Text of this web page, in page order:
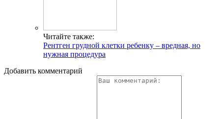
Читайте также:
Рентген грудной клетки ребенку – вредная, но
нужная процедура
Добавить комментарий